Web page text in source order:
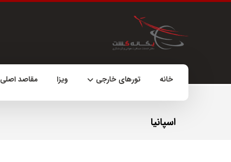
خانه تورهای خارجی ویزا مقاصد اصلی
اسپانیا